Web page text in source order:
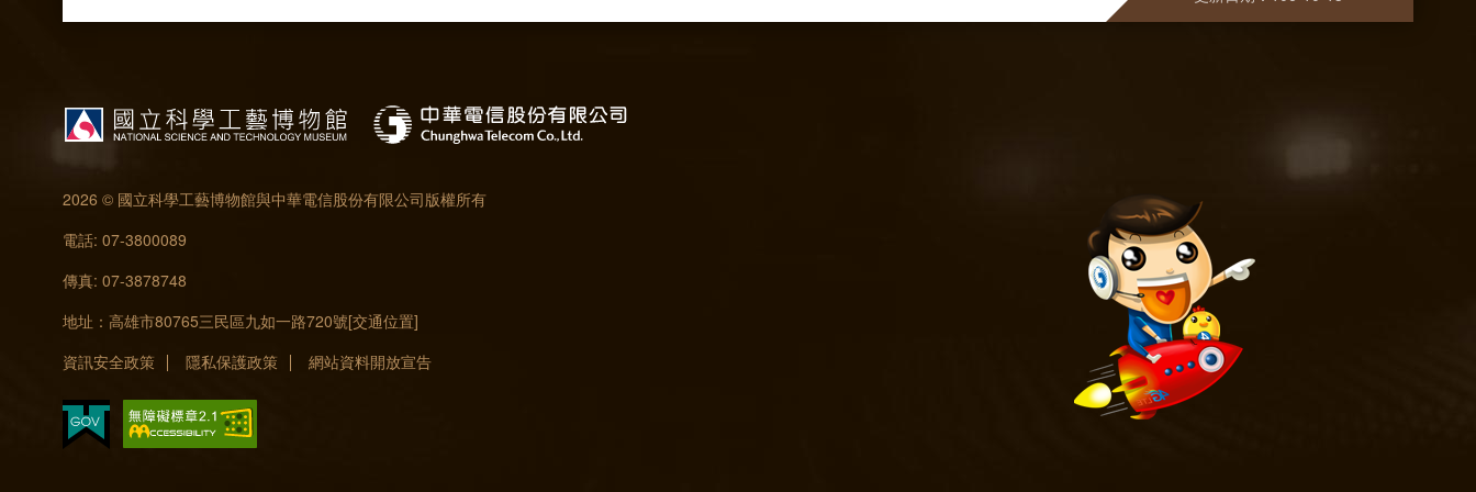
2026 © 國立科學工藝博物館與中華電信股份有限公司版權所有
電話: 07-3800089
傳真: 07-3878748
地址：高雄市80765三民區九如一路720號[交通位置]
資訊安全政策
隱私保護政策 網站資料開放宣告